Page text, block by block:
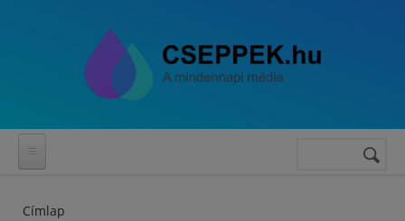
Keresés
Címlap